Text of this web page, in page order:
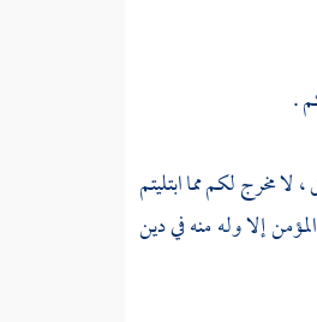
.
مخرج لكم مما ابتليتم
إلا وله منه في دين